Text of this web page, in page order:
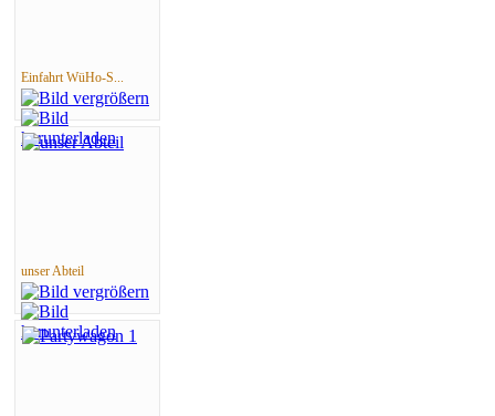
Einfahrt WüHo-S...
unser Abteil